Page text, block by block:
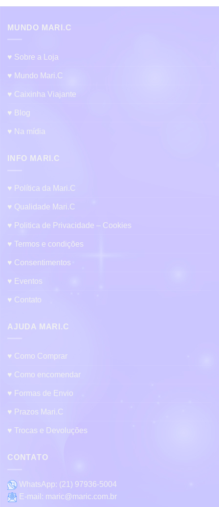
MUNDO MARI.C
♥ Sobre a Loja
♥ Mundo Mari.C
♥ Caixinha Viajante
♥ Blog
♥ Na mídia
INFO MARI.C
♥ Política da Mari.C
♥ Qualidade Mari.C
♥ Politica de Privacidade – Cookies
♥ Termos e condições
♥ Consentimentos
♥ Eventos
♥ Contato
AJUDA MARI.C
♥ Como Comprar
♥ Como encomendar
♥ Formas de Envio
♥ Prazos Mari.C
♥ Trocas e Devoluções
CONTATO
WhatsApp: (21) 97936-5004
E-mail: maric@maric.com.br